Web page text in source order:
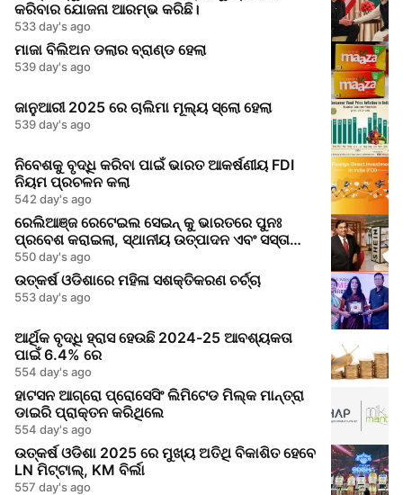
କରିବାର ଯୋଜନା ଆରମ୍ଭ କରିଛି।
533 day's ago
ମାଜା ବିଲିଅନ ଡଲାର ବ୍ରାଣ୍ଡ ହେଲା
539 day's ago
ଜାନୁଆରୀ 2025 ରେ ଚାଲିମା ମୂଲ୍ୟ ସ୍ଲୋ ହେଲା
539 day's ago
ନିବେଶକୁ ବୃଦ୍ଧି କରିବା ପାଇଁ ଭାରତ ଆକର୍ଷଣୀୟ FDI
ନିୟମ ପ୍ରଚଳନ କଲା
542 day's ago
ରେଲିଆଞ୍ଜ ରେଟେଇଲ ସେଇନ୍ କୁ ଭାରତରେ ପୁନଃ
ପ୍ରବେଶ କରାଇଲା, ସ୍ଥାନୀୟ ଉତ୍ପାଦନ ଏବଂ ସସ୍ତା
ମୂଲ୍ୟ ଉପରେ ନଜର ଦେଇ
550 day's ago
ଉତ୍କର୍ଷ ଓଡିଶାରେ ମହିଳା ସଶକ୍ତିକରଣ ଚର୍ଚ୍ଚା
553 day's ago
ଆର୍ଥିକ ବୃଦ୍ଧି ହ୍ରାସ ହେଉଛି 2024-25 ଆବଶ୍ୟକତା
ପାଇଁ 6.4% ରେ
554 day's ago
ହାଟସନ ଆଗ୍ରୋ ପ୍ରୋସେସିଂ ଲିମିଟେଡ ମିଲ୍କ ମାନ୍ତ୍ରା
ଡାଇରି ପ୍ରାକ୍ତନ କରିଥିଲେ
554 day's ago
ଉତ୍କର୍ଷ ଓଡିଶା 2025 ରେ ମୁଖ୍ୟ ଅତିଥି ବିକାଶିତ ହେବେ
LN ମିଟ୍ଟାଲ୍, KM ବିର୍ଲା
557 day's ago